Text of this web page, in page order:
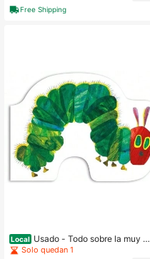
Free Shipping
Local Usado - Todo sobre la muy ha
mbrienta oruga (tapa dura) de Eric
Solo quedan 1